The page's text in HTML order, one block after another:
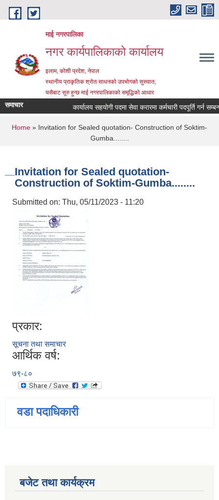
Skip to main content
माई नगरपालिका
नगर कार्यपालिकाको कार्यालय
इलाम, कोशी प्रदेश, नेपाल
स्थानीय प्राकृतिक श्रोत साधनको उपभोगको सुरुवात,
यसैबाट सुरु हुन्छ माई नगरपालिकाको समृद्धिको आधार
समाचार कार्यालय सहयोगी पदमा सेवा करारमा कर्मचारी पदपूर्ति गर्न सम्बन्धी
You are here
Home » Invitation for Sealed quotation- Construction of Soktim-
Gumba........
Invitation for Sealed quotation-
Construction of Soktim-Gumba........
Submitted on: Thu, 05/11/2023 - 11:20
प्रकार:
सूचना तथा समाचार
आर्थिक वर्ष:
७९-८०
वडा पदाधिकारी
बजेट तथा कार्यक्रम